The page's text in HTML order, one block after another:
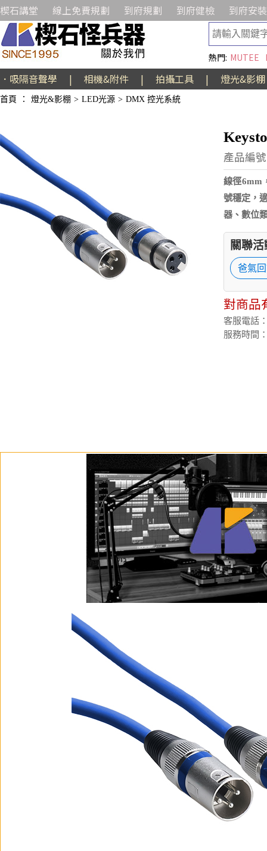
楔石講堂 線上免費規劃 到府規劃 到府健檢 到府安裝
熱門: MUTEE
．吸隔音聲學 | 相機&附件 | 拍攝工具 | 燈光&影棚
首頁 ： 燈光&影棚 > LED光源 > DMX 控光系統
產品編
線徑6mm
號穩定，
器、數位
關聯
爸氣
對商品
客服電話
服務時間